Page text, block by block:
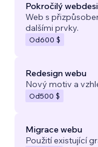
Pokročilý
Web s
dalšími prvky.
Od600 $
Redesign webu
Nový motiv a
Od500 $
Migrace webu
Použití existující